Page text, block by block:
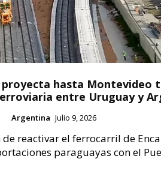
hasta Montevideo
entre Uruguay y
Argentina Julio 9, 2026
reactivar el ferrocarril de
paraguayas con el